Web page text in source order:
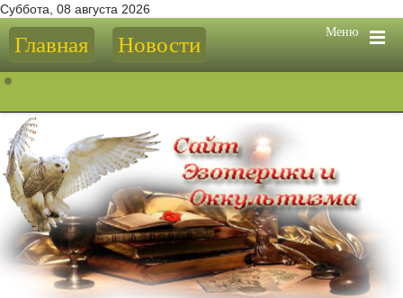
Суббота, 08 августа 2026
Меню
Главная Новости